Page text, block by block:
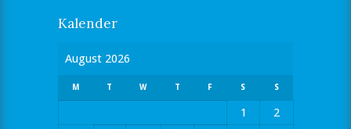
Kalender
August 2026
M T W T F S S
1
2